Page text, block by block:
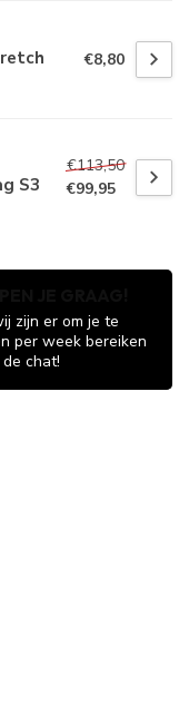
€8,80
S3
€113,50
€99,95
zijn er om je te
per week bereiken
chat!